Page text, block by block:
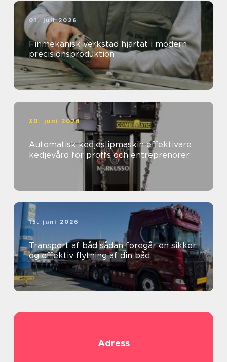
01. juli 2026
Finmekanisk verkstad hjärtat i modern
precisionsproduktion
30. juni 2026
Automatisk kedjeslipmaskin effektivare
kedjevård för proffs och entreprenörer
15. juni 2026
Transport af båd sådan foregår en sikker
og effektiv flytning af din båd
Adress